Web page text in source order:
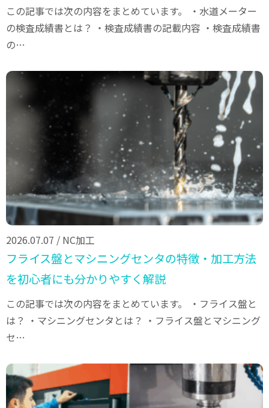
この記事では次の内容をまとめています。 ・水道メーター
の検査成績書とは？ ・検査成績書の記載内容 ・検査成績書
の…
2026.07.07 / NC加工
フライス盤とマシニングセンタの特徴・加工方法
を初心者にも分かりやすく解説
この記事では次の内容をまとめています。 ・フライス盤と
は？ ・マシニングセンタとは？ ・フライス盤とマシニング
セ…